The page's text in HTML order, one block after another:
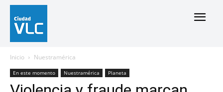
Inicio Nuestramérica
En este momento Nuestramérica Planeta